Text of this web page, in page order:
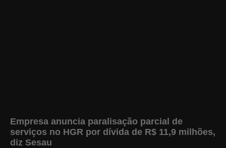
Empresa anuncia paralisação parcial de
serviços no HGR por dívida de R$ 11,9 milhões,
diz Sesau